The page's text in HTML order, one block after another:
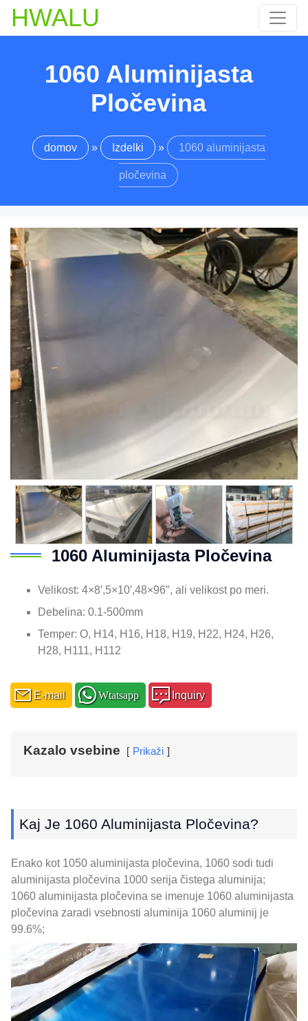
HWALU
1060 Aluminijasta
Pločevina
domov » Izdelki » 1060 aluminijasta
pločevina
1060 Aluminijasta Pločevina
Velikost: 4×8′,5×10′,48×96″, ali velikost po meri.
Debelina: 0.1-500mm
Temper: O, H14, H16, H18, H19, H22, H24, H26,
H28, H111, H112
E-mail Wtatsapp Inquiry
Kazalo vsebine Prikaži
Kaj Je 1060 Aluminijasta Pločevina?
Enako kot 1050 aluminijasta pločevina, 1060 sodi tudi
aluminijasta pločevina 1000 serija čistega aluminija;
1060 aluminijasta pločevina se imenuje 1060 aluminijasta
pločevina zaradi vsebnosti aluminija 1060 aluminij je
99.6%;